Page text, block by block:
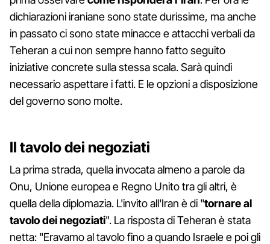
dichiarazioni iraniane sono state durissime, ma anche
in passato ci sono state minacce e attacchi verbali da
Teheran a cui non sempre hanno fatto seguito
iniziative concrete sulla stessa scala. Sarà quindi
necessario aspettare i fatti. E le opzioni a disposizione
del governo sono molte.
Il tavolo dei negoziati
La prima strada, quella invocata almeno a parole da
Onu, Unione europea e Regno Unito tra gli altri, è
quella della diplomazia. L'invito all'Iran è di "tornare al
tavolo dei negoziati". La risposta di Teheran è stata
netta: "Eravamo al tavolo fino a quando Israele e poi gli